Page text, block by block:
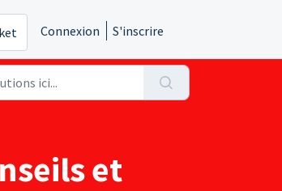
Connexion S'inscrire
et